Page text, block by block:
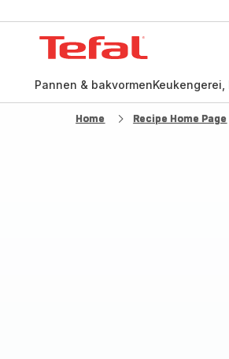
Pannen & bakvormen
Home Recipe Home Page